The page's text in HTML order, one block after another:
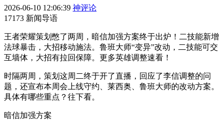
2026-06-10 12:06:39 神评论
17173 新闻导语
王者荣耀策划憋了两周，暗信加强方案终于出炉！二技能新增
法球暴击，大招移动施法。鲁班大师“变异”改动，二技能可交
互墙体，大招有拉回保障。更多英雄调整速看！
时隔两周，策划这周二终于开了直播，回应了李信调整的问
题，还宣布本周会上线守约、莱西奥、鲁班大师的改动方案。
具体有哪些重点？往下看。
暗信加强方案